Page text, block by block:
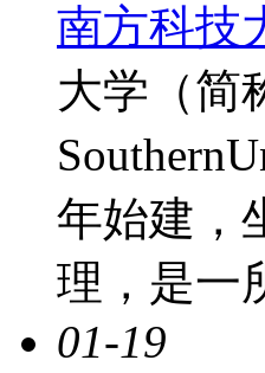
南方科技
大学（简
年始建，
理，是一
01-19